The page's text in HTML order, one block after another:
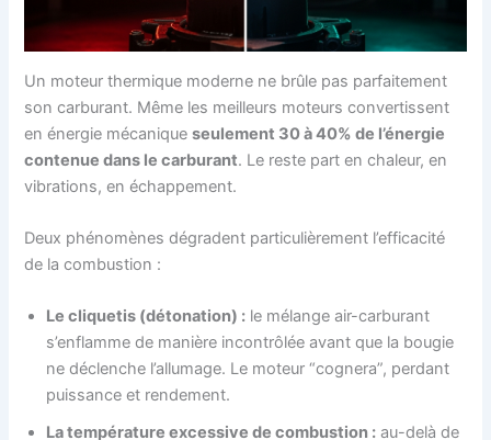
Un moteur thermique moderne ne brûle pas parfaitement
son carburant. Même les meilleurs moteurs convertissent
en énergie mécaniqueseulement 30 à 40% de l’énergie
contenue dans le carburant. Le reste part en chaleur, en
vibrations, en échappement.
Deux phénomènes dégradent particulièrement l’efficacité
de la combustion :
Le cliquetis (détonation) : le mélange air-carburant
s’enflamme de manière incontrôlée avant que la bougie
ne déclenche l’allumage. Le moteur “cognera”, perdant
puissance et rendement.
La température excessive de combustion : au-delà de